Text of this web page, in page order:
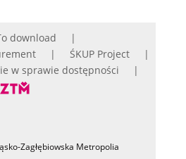
download
ŚKUP Project
w sprawie dostępności
Zagłębiowska Metropolia